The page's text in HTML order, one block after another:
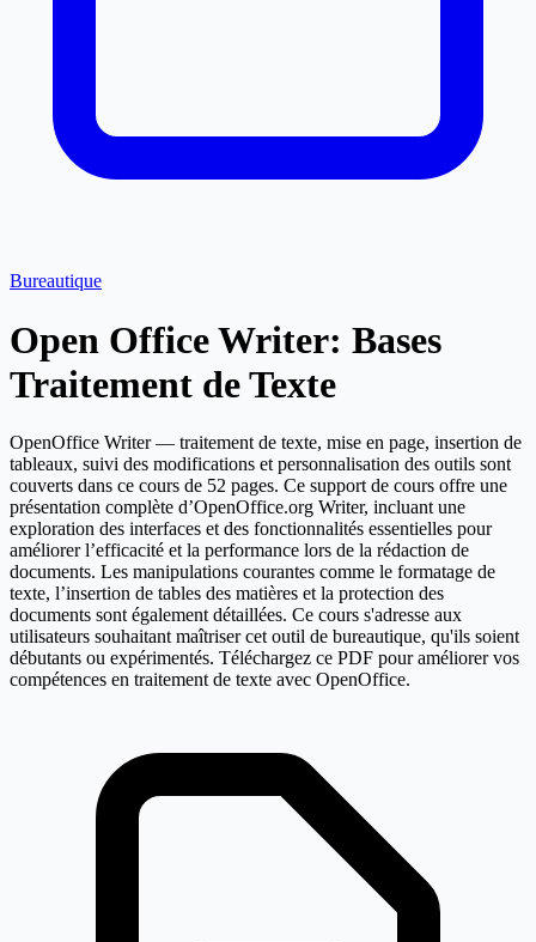
Bureautique
Open Office Writer: Bases
Traitement de Texte
OpenOffice Writer — traitement de texte, mise en page, insertion de
tableaux, suivi des modifications et personnalisation des outils sont
couverts dans ce cours de 52 pages. Ce support de cours offre une
présentation complète d’OpenOffice.org Writer, incluant une
exploration des interfaces et des fonctionnalités essentielles pour
améliorer l’efficacité et la performance lors de la rédaction de
documents. Les manipulations courantes comme le formatage de
texte, l’insertion de tables des matières et la protection des
documents sont également détaillées. Ce cours s'adresse aux
utilisateurs souhaitant maîtriser cet outil de bureautique, qu'ils soient
débutants ou expérimentés. Téléchargez ce PDF pour améliorer vos
compétences en traitement de texte avec OpenOffice.